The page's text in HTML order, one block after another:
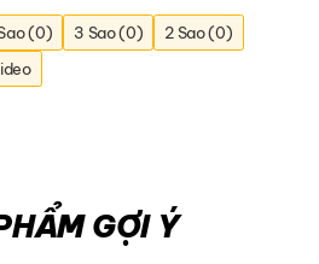
(0) 3 Sao (0)
2 Sao (0)
GỢI Ý